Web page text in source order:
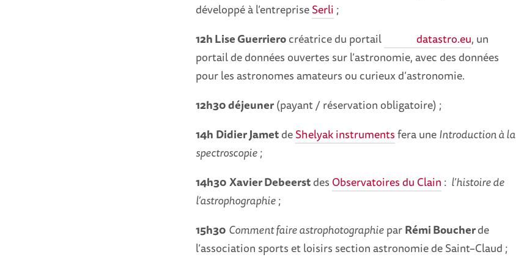
développé à l’entrepriseSerli ;
12h Lise Guerrierocréatrice du portail datastro.eu, un
portail de données ouvertes sur l’astronomie, avec des données
pour les astronomes amateurs ou curieux d’astronomie.
12h30 déjeuner(payant / réservation obligatoire) ;
14h Didier JametdeShelyak instrumentsfera uneIntroduction à la
spectroscopie;
14h30Xavier Debeerstdes Observatoires du Clain : l’histoire de
l’astrophographie;
15h30 Comment faire astrophotographieparRémi Boucherde
l’association sports et loisirs section astronomie deSaint–Claud ;